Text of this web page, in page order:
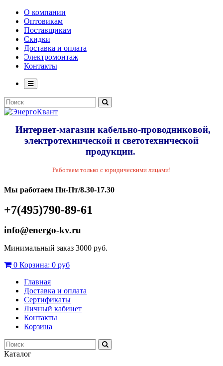
О компании
Оптовикам
Поставщикам
Скидки
Доставка и оплата
Электромонтаж
Контакты
Интернет-магазин кабельно-проводниковой,
электротехнической и светотехнической
продукции.
Работаем только с юридическими лицами!
Мы работаем Пн-Пт/8.30-17.30
+7(495)790-89-61
info@energo-kv.ru
Минимальный заказ 3000 руб.
0 Корзина: 0 руб
Главная
Доставка и оплата
Сертификаты
Личный кабинет
Контакты
Корзина
Каталог